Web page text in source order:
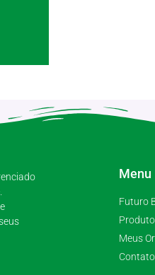
Menu
Futuro
Meus
Contato